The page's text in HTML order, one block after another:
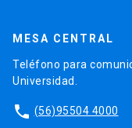
MESA CENTRAL
Teléfono para
Universidad.
phone (56)95504 4000